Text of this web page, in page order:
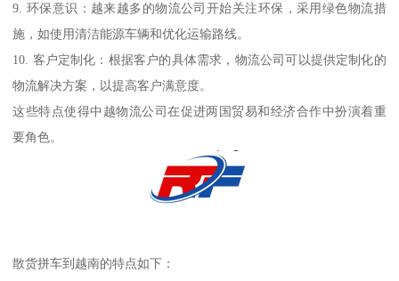
9. 环保意识：越来越多的物流公司开始关注环保，采用绿色物流措
施，如使用清洁能源车辆和优化运输路线。
10. 客户定制化：根据客户的具体需求，物流公司可以提供定制化的
物流解决方案，以提高客户满意度。
这些特点使得中越物流公司在促进两国贸易和经济合作中扮演着重
要角色。
散货拼车到越南的特点如下：